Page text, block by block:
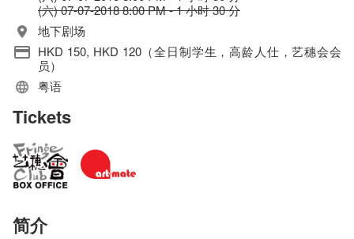
(六) 07-07-2018 8:00 PM - 1 小时 30 分
地下剧场
HKD 150, HKD 120（全日制学生，高龄人仕，艺穗会会
员）
粤语
Tickets
简介